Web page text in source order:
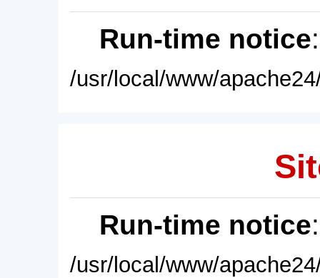
Run-time notice
/usr/local/www/
Run-time notice
/usr/local/www/